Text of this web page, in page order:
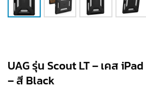
UAG รุ่น Scout LT – เคส iPad
– สี Black